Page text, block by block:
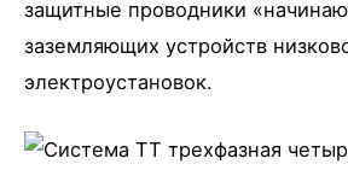
защитные проводники
заземляющих устройств
электроустановок.